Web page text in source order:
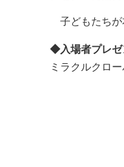
子どもたちが
◆入場者プレゼ
ミラクルクロ